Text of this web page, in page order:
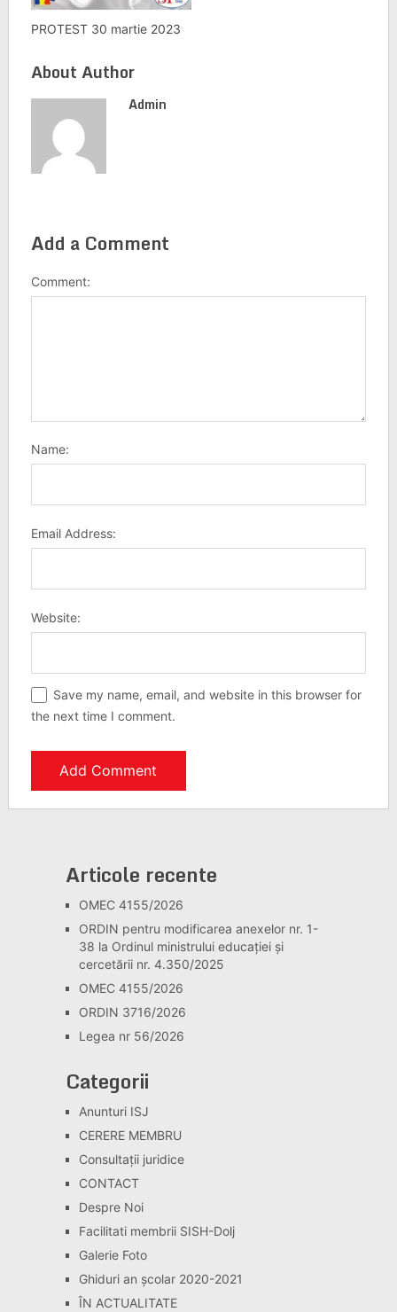
PROTEST 30 martie 2023
About Author
Admin
Add a Comment
Comment:
Name:
Email Address:
Website:
Save my name, email, and website in this browser for
the next time I comment.
Articole recente
OMEC 4155/2026
ORDIN pentru modificarea anexelor nr. 1-
38 la Ordinul ministrului educației și
cercetării nr. 4.350/2025
OMEC 4155/2026
ORDIN 3716/2026
Legea nr 56/2026
Categorii
Anunturi ISJ
CERERE MEMBRU
Consultaţii juridice
CONTACT
Despre Noi
Facilitati membrii SISH-Dolj
Galerie Foto
Ghiduri an școlar 2020-2021
ÎN ACTUALITATE